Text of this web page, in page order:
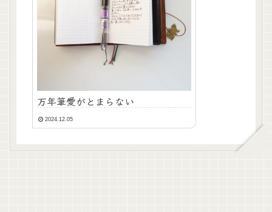
万年筆愛がとまらない
2024.12.05